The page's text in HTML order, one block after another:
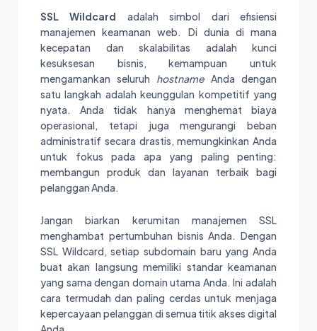
SSL Wildcard adalah simbol dari efisiensi
manajemen keamanan web. Di dunia di mana
kecepatan dan skalabilitas adalah kunci
kesuksesan bisnis, kemampuan untuk
mengamankan seluruh hostname Anda dengan
satu langkah adalah keunggulan kompetitif yang
nyata. Anda tidak hanya menghemat biaya
operasional, tetapi juga mengurangi beban
administratif secara drastis, memungkinkan Anda
untuk fokus pada apa yang paling penting:
membangun produk dan layanan terbaik bagi
pelanggan Anda.
Jangan biarkan kerumitan manajemen SSL
menghambat pertumbuhan bisnis Anda. Dengan
SSL Wildcard, setiap subdomain baru yang Anda
buat akan langsung memiliki standar keamanan
yang sama dengan domain utama Anda. Ini adalah
cara termudah dan paling cerdas untuk menjaga
kepercayaan pelanggan di semua titik akses digital